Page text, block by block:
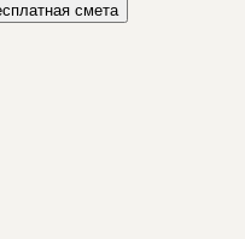
смета